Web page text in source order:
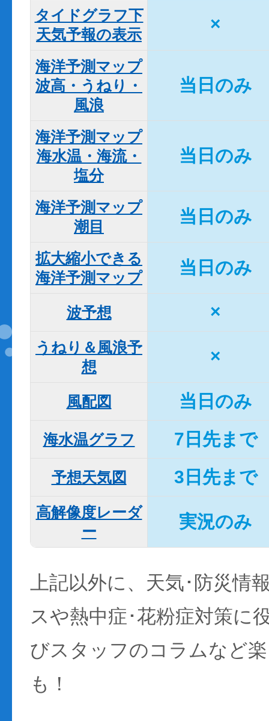
タイドグラフ下
天気予報の表示
×
海洋予測マップ
波高・うねり・
風浪
当日のみ
海洋予測マップ
海水温・海流・
塩分
当日のみ
海洋予測マップ
潮目
当日のみ
拡大縮小できる
海洋予測マップ
当日のみ
波予想 ×
うねり＆風浪予
想
×
風配図 当日のみ
海水温グラフ 7日先まで
予想天気図 3日先まで
高解像度レーダ
ー
実況のみ
上記以外に、天気･防災情
スや熱中症･花粉症対策に
びスタッフのコラムなど
も！